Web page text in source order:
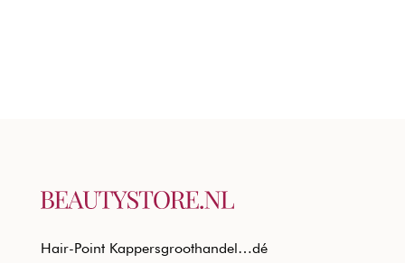
Hair-Point Kappersgroothandel…dé